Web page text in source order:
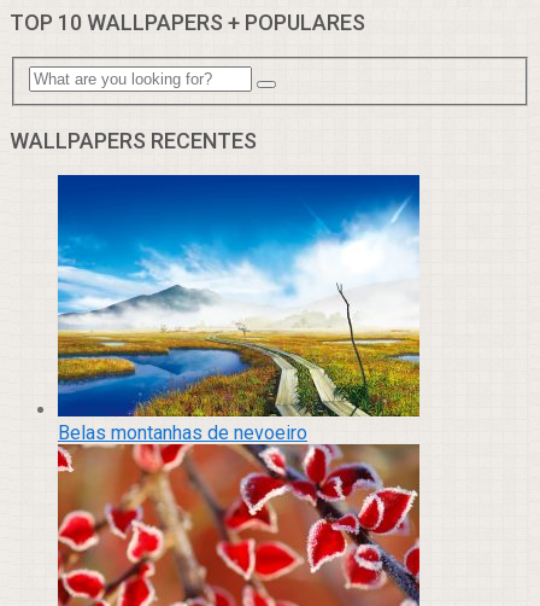
TOP 10 WALLPAPERS + POPULARES
WALLPAPERS RECENTES
Belas montanhas de nevoeiro